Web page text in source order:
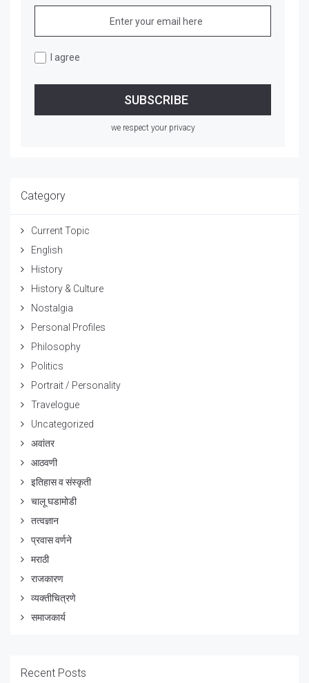
I agree
we respect your privacy
Category
Current Topic
English
History
History & Culture
Nostalgia
Personal Profiles
Philosophy
Politics
Portrait / Personality
Travelogue
Uncategorized
अवांतर
आठवणी
इतिहास व संस्कृती
चालू घडामोडी
तत्वज्ञान
प्रवास वर्णने
मराठी
राजकारण
व्यक्तीचित्रणे
समाजकार्य
Recent Posts